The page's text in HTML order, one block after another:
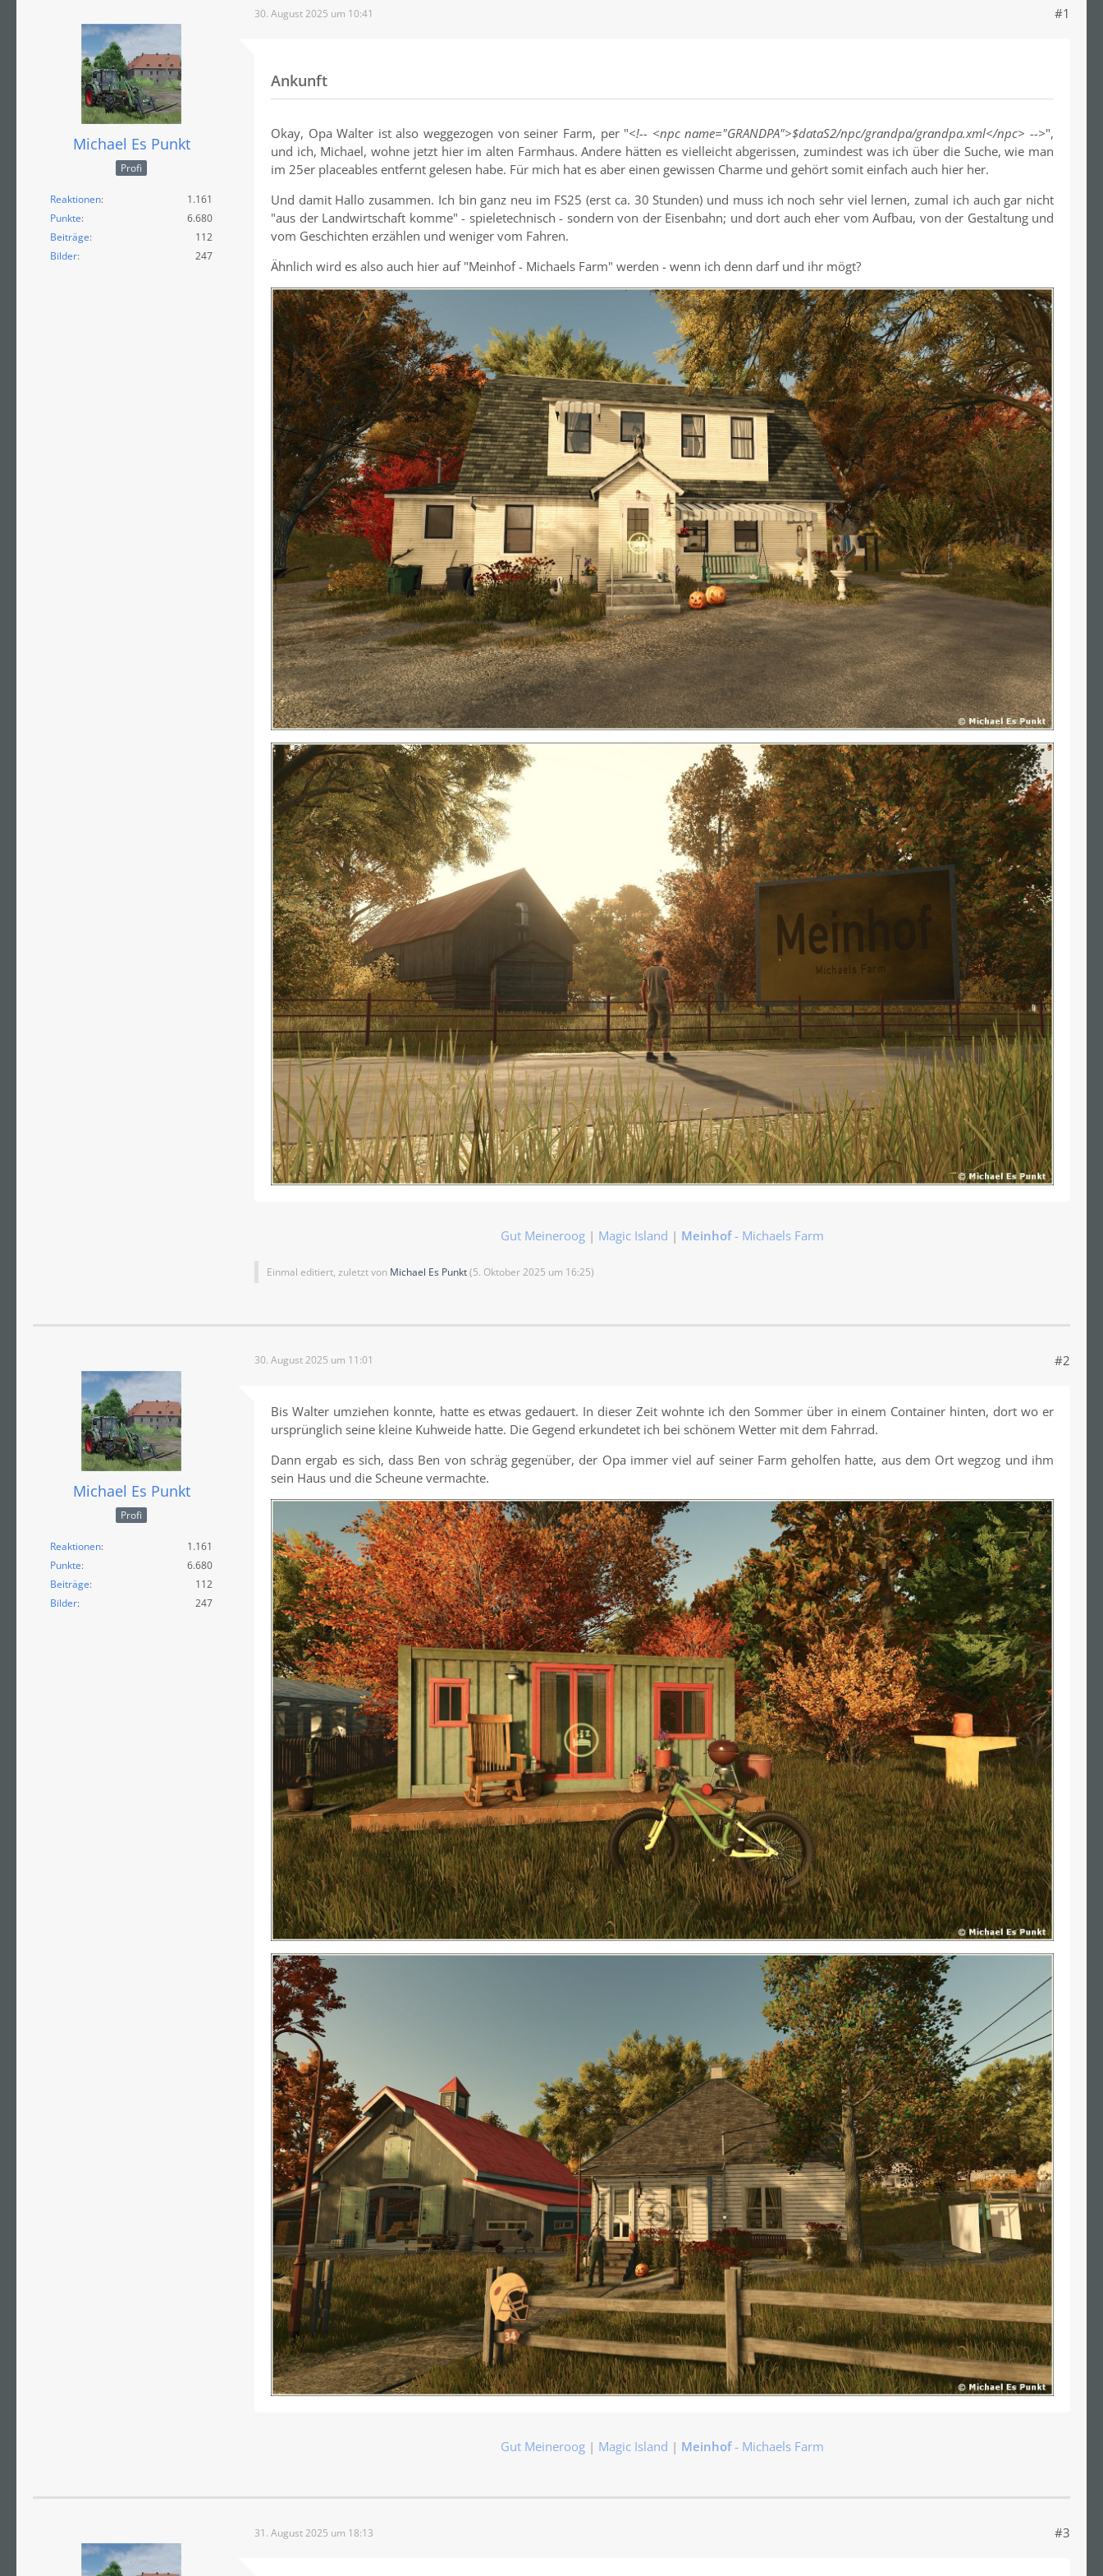
Michael Es Punkt
Profi
Reaktionen
1.161
Punkte
6.680
Beiträge
112
Bilder
247
30. August 2025 um 10:41 #1
Ankunft
Okay, Opa Walter ist also weggezogen von seiner Farm, per "<!-- <npc name="GRANDPA">$dataS2/npc/grandpa/grandpa.xml</npc> -->",
und ich, Michael, wohne jetzt hier im alten Farmhaus. Andere hätten es vielleicht abgerissen, zumindest was ich über die Suche, wie man
im 25er placeables entfernt gelesen habe. Für mich hat es aber einen gewissen Charme und gehört somit einfach auch hier her.
Und damit Hallo zusammen. Ich bin ganz neu im FS25 (erst ca. 30 Stunden) und muss ich noch sehr viel lernen, zumal ich auch gar nicht
"aus der Landwirtschaft komme" - spieletechnisch - sondern von der Eisenbahn; und dort auch eher vom Aufbau, von der Gestaltung und
vom Geschichten erzählen und weniger vom Fahren.
Ähnlich wird es also auch hier auf "Meinhof - Michaels Farm" werden - wenn ich denn darf und ihr mögt?
Gut Meineroog | Magic Island | Meinhof- Michaels Farm
Einmal editiert, zuletzt von Michael Es Punkt(5. Oktober 2025 um 16:25)
Michael Es Punkt
Profi
Reaktionen
1.161
Punkte
6.680
Beiträge
112
Bilder
247
30. August 2025 um 11:01 #2
Bis Walter umziehen konnte, hatte es etwas gedauert. In dieser Zeit wohnte ich den Sommer über in einem Container hinten, dort wo er
ursprünglich seine kleine Kuhweide hatte. Die Gegend erkundetet ich bei schönem Wetter mit dem Fahrrad.
Dann ergab es sich, dass Ben von schräg gegenüber, der Opa immer viel auf seiner Farm geholfen hatte, aus dem Ort wegzog und ihm
sein Haus und die Scheune vermachte.
Gut Meineroog | Magic Island | Meinhof- Michaels Farm
31. August 2025 um 18:13 #3